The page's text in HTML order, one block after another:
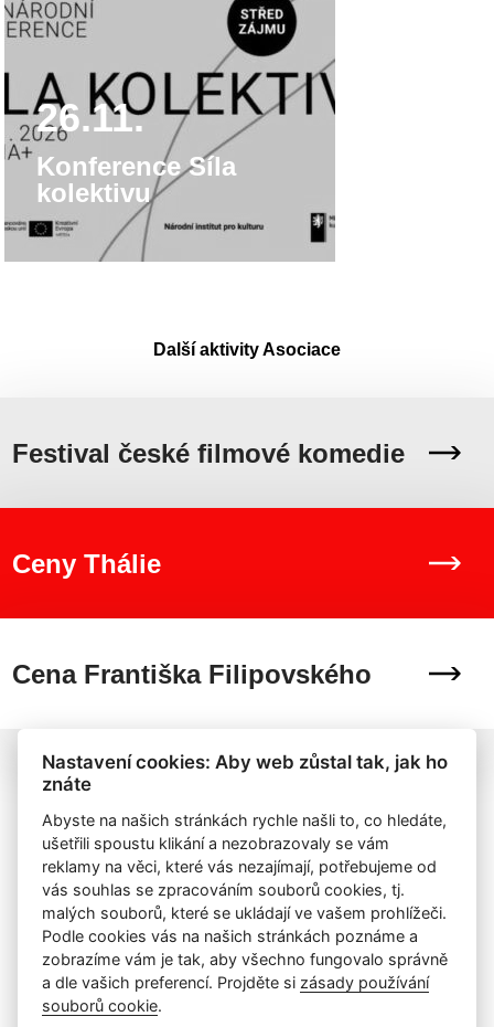
26.11.
Konference Síla
kolektivu
Další aktivity Asociace
Festival české filmové komedie
Ceny Thálie
Cena Františka Filipovského
Nastavení cookies: Aby web zůstal tak, jak ho
znáte
Abyste na našich stránkách rychle našli to, co hledáte,
ušetřili spoustu klikání a nezobrazovaly se vám
reklamy na věci, které vás nezajímají, potřebujeme od
vás souhlas se zpracováním souborů cookies, tj.
malých souborů, které se ukládají ve vašem prohlížeči.
Podle cookies vás na našich stránkách poznáme a
zobrazíme vám je tak, aby všechno fungovalo správně
a dle vašich preferencí. Projděte si zásady používání
souborů cookie.